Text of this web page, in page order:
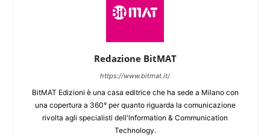
Redazione BitMAT
https://www.bitmat.it/
BitMAT Edizioni è una casa editrice che ha sede a Milano con
una copertura a 360° per quanto riguarda la comunicazione
rivolta agli specialisti dell'lnformation & Communication
Technology.